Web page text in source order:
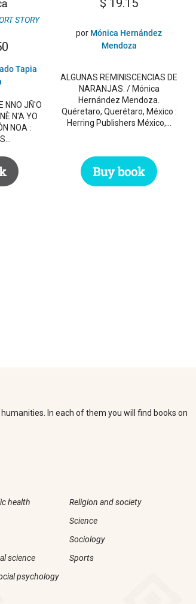
STORY
Tapia
NNO JÑ'O
N'A YO
NOA :
por Mónica Hernández
Mendoza
ALGUNAS REMINISCENCIAS DE
NARANJAS. / Mónica
Hernández Mendoza.
Quéretaro, Querétaro, México :
Herring Publishers México,…
Buy book
In each of them you will find books on
health
science
psychology
Religion and society
Science
Sociology
Sports